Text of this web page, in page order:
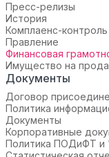
Пресс-релизы
История
Комплаенс-контроль
Правление
Финансовая
Имущество на
Документы
Договор
Политика
Документы
Корпоративные
Политика ПОДиФТ и